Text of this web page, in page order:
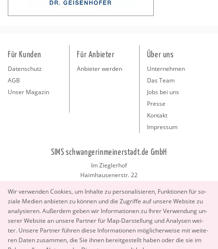
Wir ver­wen­den Coo­kies, um In­hal­te zu per­so­na­li­sie­ren, Funk­tio­nen für so­
zia­le Me­di­en an­bie­ten zu kön­nen und die Zu­grif­fe auf un­se­re Web­site zu
ana­ly­sie­ren. Au­ßer­dem geben wir In­for­ma­tio­nen zu Ihrer Ver­wen­dung un­
se­rer Web­site an un­se­re Part­ner für Map-Dar­stel­lung und Ana­ly­sen wei­
ter. Un­se­re Part­ner füh­ren diese In­for­ma­tio­nen mög­li­cher­wei­se mit wei­te­
ren Daten zu­sam­men, die Sie ihnen be­reit­ge­stellt haben oder die sie im
Für Kunden
Datenschutz
AGB
Unser Magazin
Für Anbieter
Anbieter werden
Über uns
Unternehmen
Das Team
Jobs bei uns
Presse
Kontakt
Impressum
SIMS schwangerinmeinerstadt.de GmbH
Im Zieglerhof
Haimhausenerstr. 22
info@schwangerinmeinerstadt.de